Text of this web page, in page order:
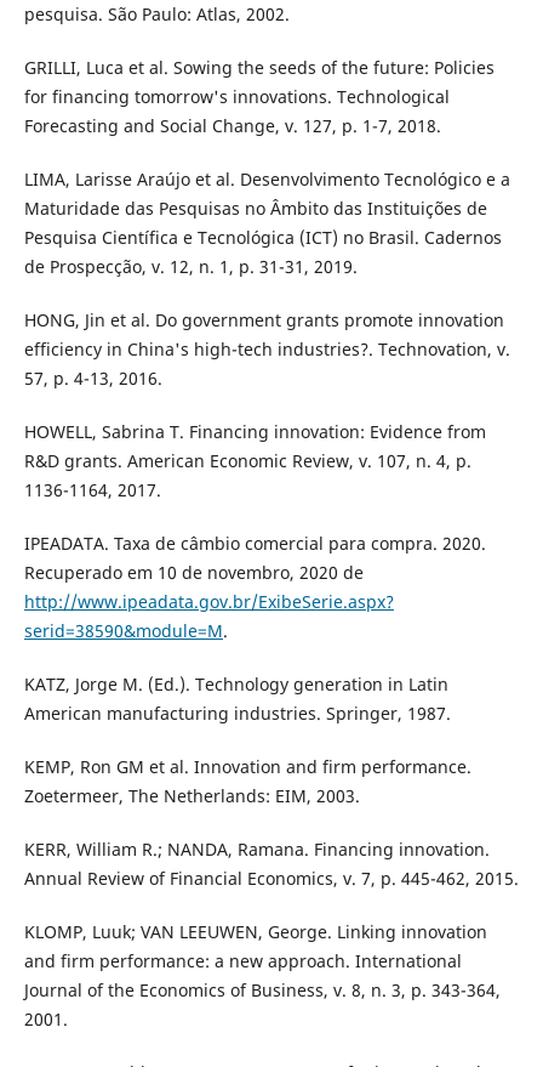
pesquisa. São Paulo: Atlas, 2002.
GRILLI, Luca et al. Sowing the seeds of the future: Policies
for financing tomorrow's innovations. Technological
Forecasting and Social Change, v. 127, p. 1-7, 2018.
LIMA, Larisse Araújo et al. Desenvolvimento Tecnológico e a
Maturidade das Pesquisas no Âmbito das Instituições de
Pesquisa Científica e Tecnológica (ICT) no Brasil. Cadernos
de Prospecção, v. 12, n. 1, p. 31-31, 2019.
HONG, Jin et al. Do government grants promote innovation
efficiency in China's high-tech industries?. Technovation, v.
57, p. 4-13, 2016.
HOWELL, Sabrina T. Financing innovation: Evidence from
R&D grants. American Economic Review, v. 107, n. 4, p.
1136-1164, 2017.
IPEADATA. Taxa de câmbio comercial para compra. 2020.
Recuperado em 10 de novembro, 2020 de
http://www.ipeadata.gov.br/ExibeSerie.aspx?
serid=38590&module=M.
KATZ, Jorge M. (Ed.). Technology generation in Latin
American manufacturing industries. Springer, 1987.
KEMP, Ron GM et al. Innovation and firm performance.
Zoetermeer, The Netherlands: EIM, 2003.
KERR, William R.; NANDA, Ramana. Financing innovation.
Annual Review of Financial Economics, v. 7, p. 445-462, 2015.
KLOMP, Luuk; VAN LEEUWEN, George. Linking innovation
and firm performance: a new approach. International
Journal of the Economics of Business, v. 8, n. 3, p. 343-364,
2001.